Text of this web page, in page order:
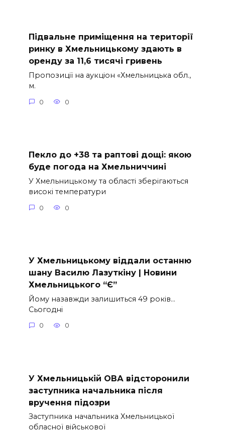
Підвальне приміщення на території
ринку в Хмельницькому здають в
оренду за 11,6 тисячі гривень
Пропозиції на аукціон «Хмельницька обл.,
м.
0 0
Пекло до +38 та раптові дощі: якою
буде погода на Хмельниччині
У Хмельницькому та області зберігаються
високі температури
0 0
У Хмельницькому віддали останню
шану Василю Лазуткіну | Новини
Хмельницького “Є”
Йому назавжди залишиться 49 років…
Сьогодні
0 0
У Хмельницькій ОВА відсторонили
заступника начальника після
вручення підозри
Заступника начальника Хмельницької
обласної військової